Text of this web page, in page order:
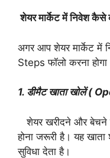
शेयर मार्केट में निवेश कैसे
अगर आप शेयर मार्केट में
Steps फॉलो करना होगा
1. डीमैट खाता खोलें (
शेयर खरीदने और बेचने
होना जरूरी है। यह
सुविधा देता है।